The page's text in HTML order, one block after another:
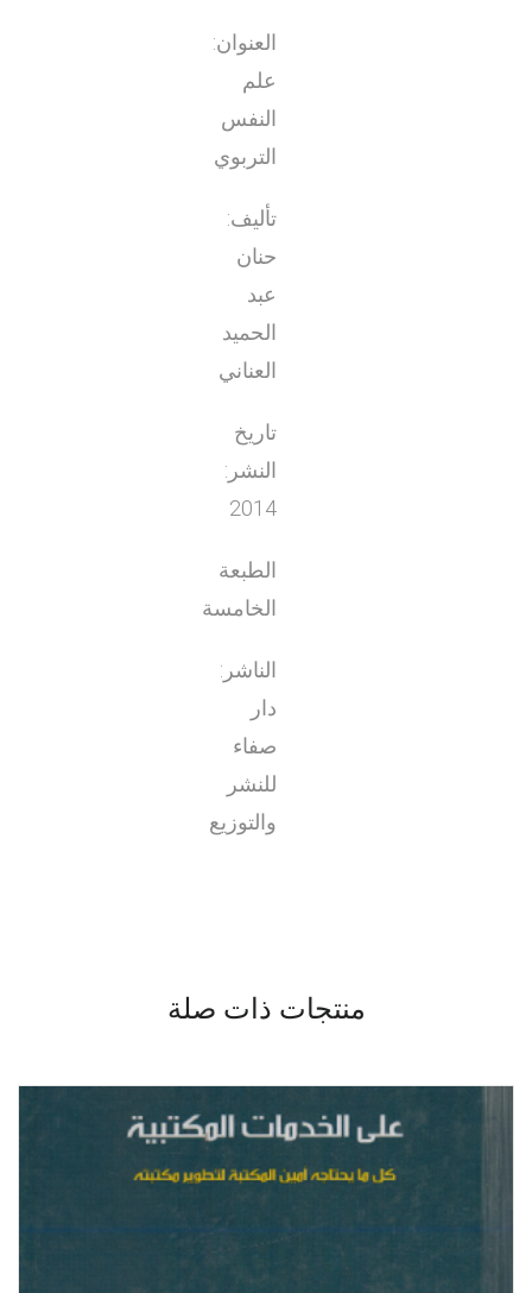
العنوان:
علم
النفس
التربوي
تأليف:
حنان
عبد
الحميد
العناني
تاريخ
النشر:
2014
الطبعة
الخامسة
الناشر:
دار
صفاء
للنشر
والتوزيع
منتجات ذات صلة